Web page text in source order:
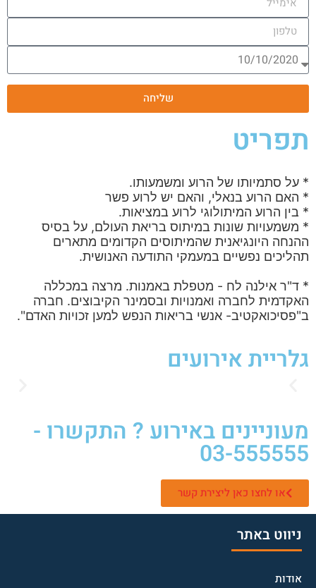
שליחה
תפריט
* על סתמיותו של הרוע ומשמעותו.
* האם הרוע בנאלי, והאם יש לרוע פשר
* בין הרוע המיתולוגי לרוע במציאות.
* משמעויות שונות במיתוס בריאת העולם, על בסיס
ההנחה היונגיאנית שהמיתוסים הקדומים מתארים
תהליכים נפשיים במעמקי התודעה האנושית.
* ד"ר אילנה לח - מטפלת באמנות. מרצה במכללה
האקדמית לחברה ואמנויות ובסמינר הקיבוצים. חברה
ב"פסיכואקטיב- אנשי בריאות הנפש למען זכויות האדם".
גלריית אירועים
מעוניינים באירוע ? התקשרו -
03-555555
או לחצו כאן ליצירת קשר
ניווט באתר
אודות